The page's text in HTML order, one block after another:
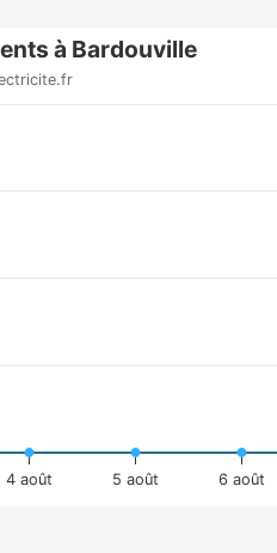
à Bardouville
4 août 5 août 6 août